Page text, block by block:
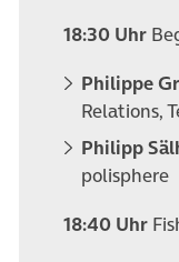
18:30 Uhr
Philippe
Relations,
Philipp
polisphere
18:40 Uhr